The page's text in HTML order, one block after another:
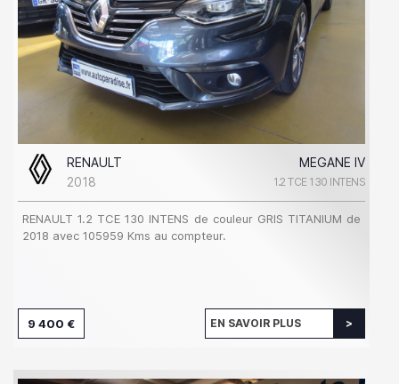
RENAULT
MEGANE IV
2018
1.2 TCE 130 INTENS
RENAULT 1.2 TCE 130 INTENS de couleur GRIS TITANIUM de
2018 avec 105959 Kms au compteur.
9 400 € EN SAVOIR PLUS